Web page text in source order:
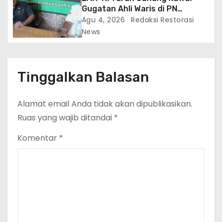
Gugatan Ahli Waris di PN
Makassar, Humas Buka Tahapan
Persidangan
Agu 4, 2026
Redaksi Restorasi
News
Tinggalkan Balasan
Alamat email Anda tidak akan dipublikasikan.
Ruas yang wajib ditandai *
Komentar *